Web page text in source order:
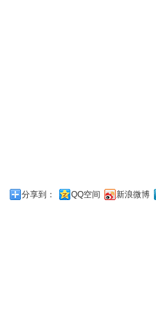
分享到： QQ空间 新浪微博